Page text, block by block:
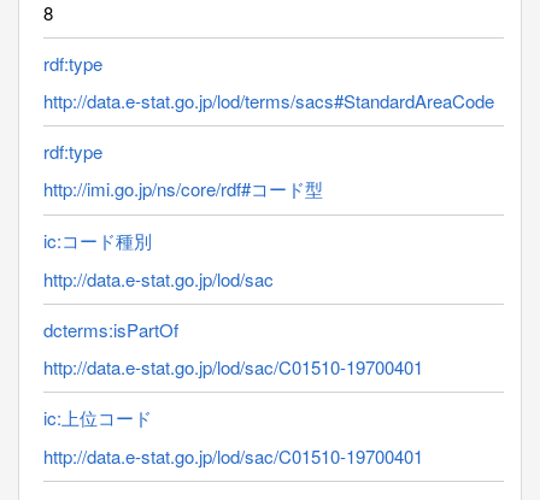
8
rdf:type
http://data.e-stat.go.jp/lod/terms/sacs#StandardAreaCode
rdf:type
http://imi.go.jp/ns/core/rdf#コード型
ic:コード種別
http://data.e-stat.go.jp/lod/sac
dcterms:isPartOf
http://data.e-stat.go.jp/lod/sac/C01510-19700401
ic:上位コード
http://data.e-stat.go.jp/lod/sac/C01510-19700401